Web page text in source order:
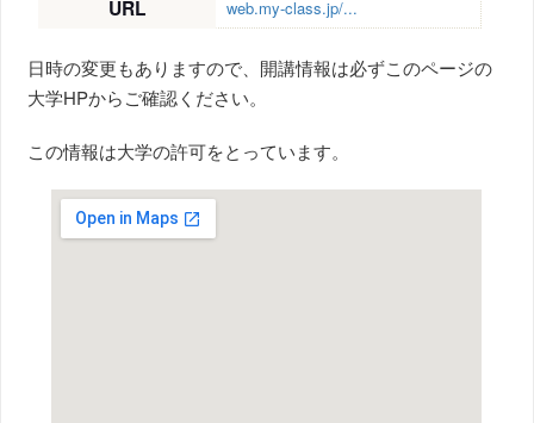
URL web.my-class.jp/...
日時の変更もありますので、開講情報は必ずこのページの
大学HPからご確認ください。
この情報は大学の許可をとっています。